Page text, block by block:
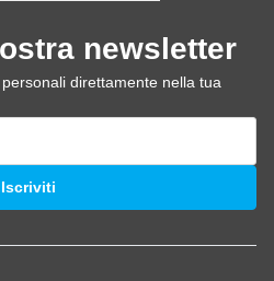
newsletter
direttamente nella tua
Iscriviti